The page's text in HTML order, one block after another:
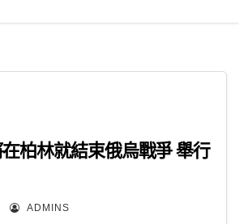
柏林就結束俄烏戰爭 舉行
ADMINS